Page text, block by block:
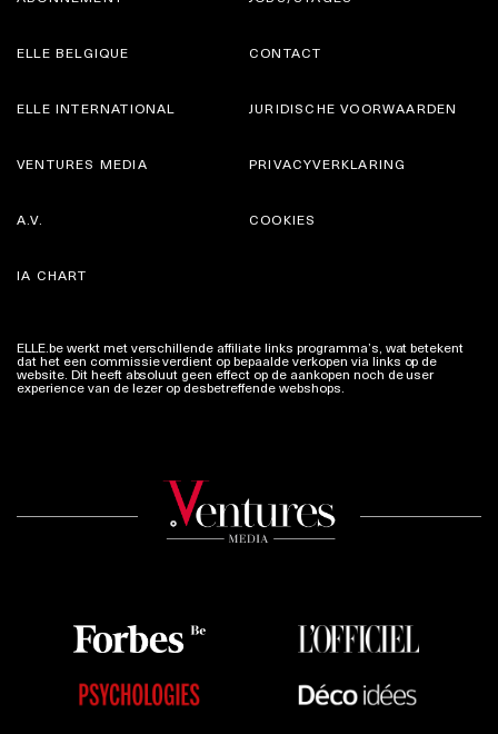
ELLE BELGIQUE CONTACT
ELLE INTERNATIONAL
VENTURES MEDIA
JURIDISCHE VOORWAARDEN
PRIVACYVERKLARING
A.V.
IA CHART
COOKIES
ELLE.be werkt met verschillende affiliate links programma’s, wat betekent
dat het een commissie verdient op bepaalde verkopen via links op de
website. Dit heeft absoluut geen effect op de aankopen noch de user
experience van de lezer op desbetreffende webshops.